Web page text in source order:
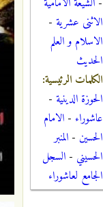
الاثنى عشرية -
الاسلام و العلم
الحديث
الكلمات الرئيسية:
الحوزة الدينية -
عاشوراء - الامام
الحسين - المنبر
الحسيني - السجل
الجامع لعاشوراء